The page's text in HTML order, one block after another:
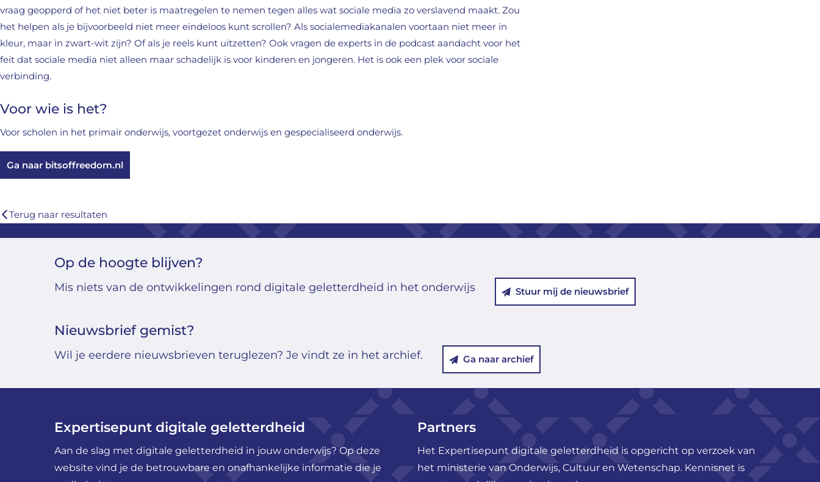
vraag geopperd of het niet beter is maatregelen te nemen tegen alles wat sociale media zo verslavend maakt. Zou
het helpen als je bijvoorbeeld niet meer eindeloos kunt scrollen? Als socialemediakanalen voortaan niet meer in
kleur, maar in zwart-wit zijn? Of als je reels kunt uitzetten? Ook vragen de experts in de podcast aandacht voor het
feit dat sociale media niet alleen maar schadelijk is voor kinderen en jongeren. Het is ook een plek voor sociale
verbinding.
Voor wie is het?
Voor scholen in het primair onderwijs, voortgezet onderwijs en gespecialiseerd onderwijs.
Ga naar bitsoffreedom.nl
Terug naar resultaten
Op de hoogte blijven?
Mis niets van de ontwikkelingen rond digitale geletterdheid in het onderwijs Stuur mij de nieuwsbrief
Nieuwsbrief gemist?
Wil je eerdere nieuwsbrieven teruglezen? Je vindt ze in het archief. Ga naar archief
Expertisepunt digitale geletterdheid
Aan de slag met digitale geletterdheid in jouw onderwijs? Op deze
website vind je de betrouwbare en onafhankelijke informatie die je
Partners
Het Expertisepunt digitale geletterdheid is opgericht op verzoek van
het ministerie van Onderwijs, Cultuur en Wetenschap. Kennisnet is